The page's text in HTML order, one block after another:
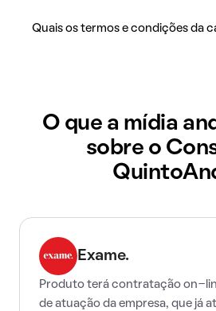
Quais os termos e condições da
O que a mídia
sobre o
Exame.
Produto terá contratação on-
de atuação da empresa, que já